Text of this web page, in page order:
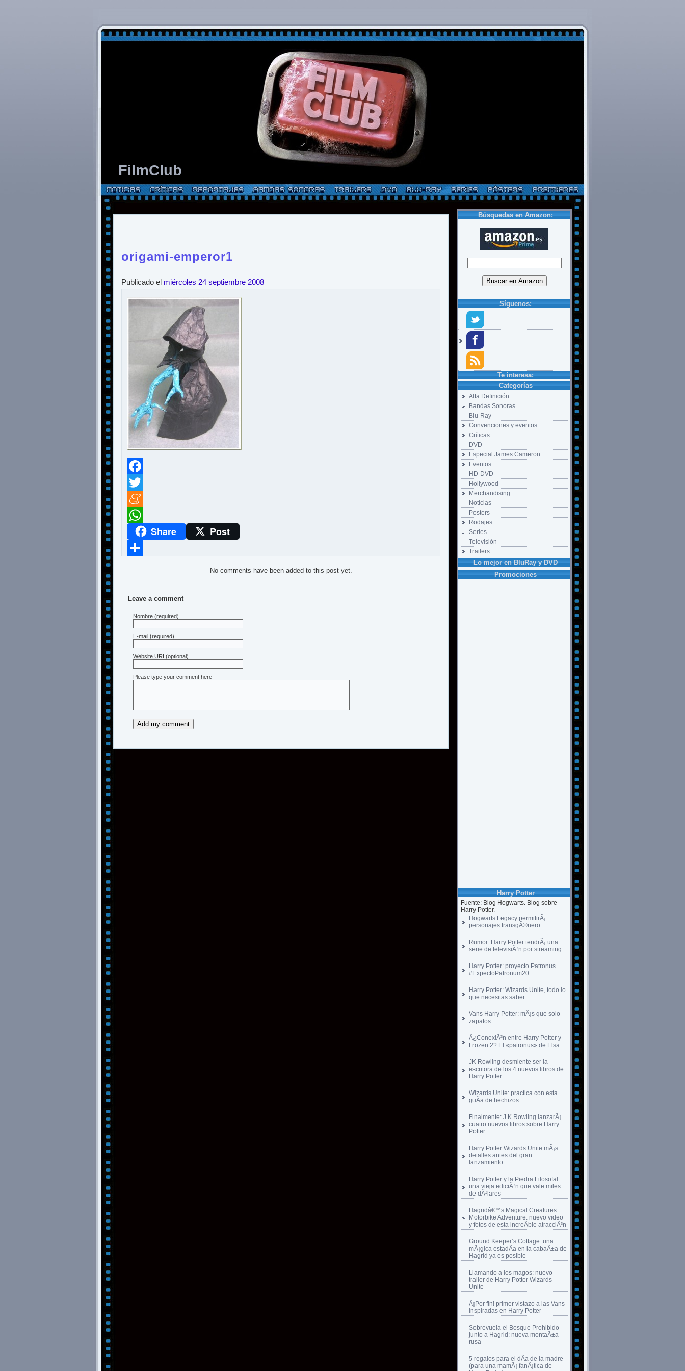
FilmClub
Búsquedas en Amazon:
Síguenos:
Te interesa:
Categorías
Alta Definición
Bandas Sonoras
Blu-Ray
Convenciones y eventos
Críticas
DVD
Especial James Cameron
Eventos
HD-DVD
Hollywood
Merchandising
Noticias
Posters
Rodajes
Series
Televisión
Trailers
Lo mejor en BluRay y DVD
Promociones
Harry Potter
Fuente: Blog Hogwarts. Blog sobre
Harry Potter.
Hogwarts Legacy permitirÃ¡
personajes transgÃ©nero
Rumor: Harry Potter tendrÃ¡ una
serie de televisiÃ³n por streaming
Harry Potter: proyecto Patronus
#ExpectoPatronum20
Harry Potter: Wizards Unite, todo lo
que necesitas saber
Vans Harry Potter: mÃ¡s que solo
zapatos
Â¿ConexiÃ³n entre Harry Potter y
Frozen 2? El «patronus» de Elsa
JK Rowling desmiente ser la
escritora de los 4 nuevos libros de
Harry Potter
Wizards Unite: practica con esta
guÃ­a de hechizos
Finalmente: J.K Rowling lanzarÃ¡
cuatro nuevos libros sobre Harry
Potter
Harry Potter Wizards Unite mÃ¡s
detalles antes del gran
lanzamiento
Harry Potter y la Piedra Filosofal:
una vieja ediciÃ³n que vale miles
de dÃ³lares
Hagridâ€™s Magical Creatures
Motorbike Adventure: nuevo video
y fotos de esta increÃ­ble atracciÃ³n
Ground Keeper’s Cottage: una
mÃ¡gica estadÃ­a en la cabaÃ±a de
Hagrid ya es posible
Llamando a los magos: nuevo
trailer de Harry Potter Wizards
Unite
Â¡Por fin! primer vistazo a las Vans
inspiradas en Harry Potter
Sobrevuela el Bosque Prohibido
junto a Hagrid: nueva montaÃ±a
rusa
5 regalos para el dÃ­a de la madre
(para una mamÃ¡ fanÃ¡tica de
origami-emperor1
Publicado el miércoles 24 septiembre 2008
Facebook
Twitter
Meneame
WhatsAppShare Post
No comments have been added to this post yet.
Leave a comment
Nombre (required)
E-mail (required)
Website URI (optional)
Please type your comment here